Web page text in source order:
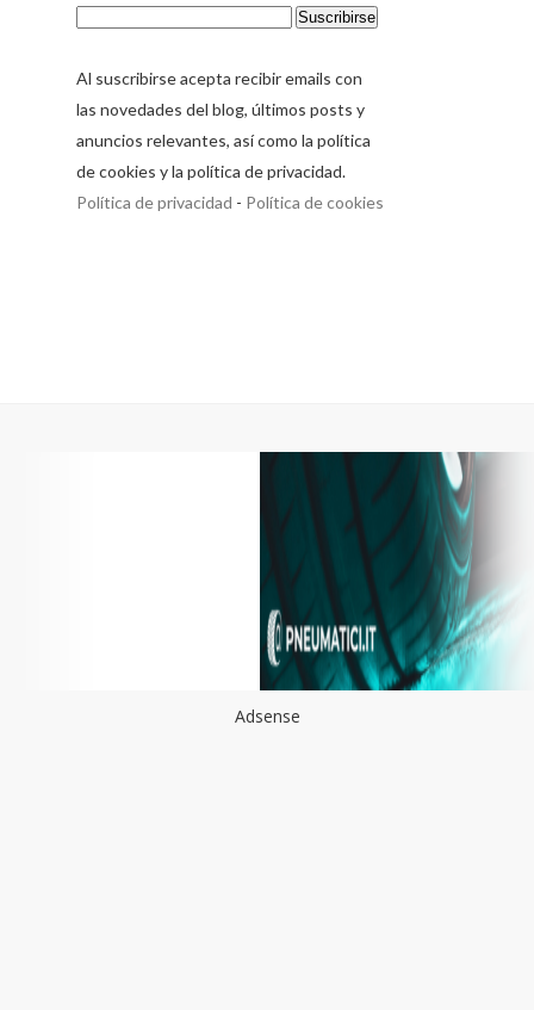
Al suscribirse acepta recibir emails con
las novedades del blog, últimos posts y
anuncios relevantes, así como la política
de cookies y la política de privacidad.
Política de privacidad - Política de cookies
Adsense